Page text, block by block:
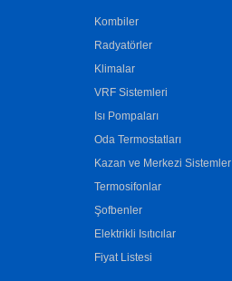
Kombiler
Radyatörler
Klimalar
VRF Sistemleri
Isı Pompaları
Oda Termostatları
Kazan ve Merkezi Sistemler
Termosifonlar
Şofbenler
Elektrikli Isıtıcılar
Fiyat Listesi